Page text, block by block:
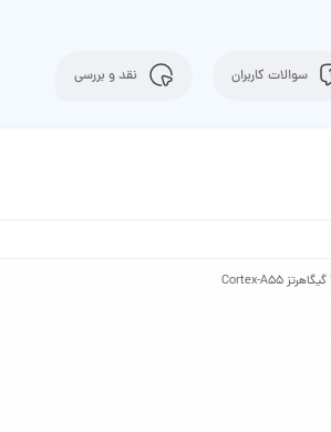
سوالات کاربران نقد و بررسی